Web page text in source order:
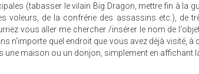
(tabasser le vilain Big Dragon, mettre fin à la
voleurs, de la confrérie des assassins etc.), de
vous aller me chercher /insérer le nom de
n'importe quel endroit que vous avez déjà visité, à
maison ou un donjon, simplement en affichant